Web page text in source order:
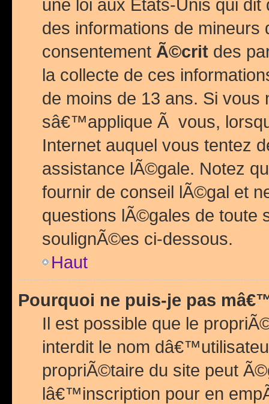
une loi aux Etats-Unis qui
des informations de mineurs
consentement Ã©crit des
la collecte de ces
de moins de 13 ans. Si
sâ€™applique Ã vous,
Internet auquel vous tentez
assistance lÃ©gale. Notez
fournir de conseil lÃ©gal et
questions lÃ©gales de
soulignÃ©es ci-dessous.
Haut
Pourquoi ne puis-je pas
Il est possible que le
interdit le nom
propriÃ©taire du site peut
lâ€™inscription pour en